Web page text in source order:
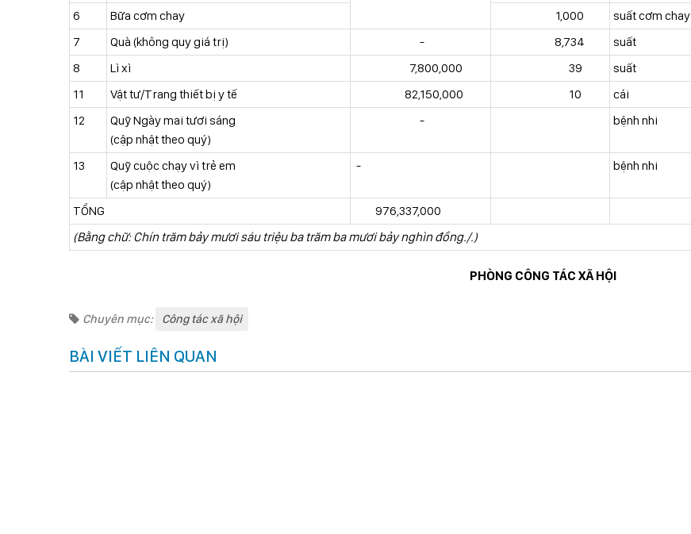
6
Bữa cơm chay 1,000
suất cơm chay
7
Quà (không quy giá trị) - 8,734
suất
8
Lì xì 7,800,000 39
suất
11
Vật tư/Trang thiết bị y tế 82,150,000 10
cái
12
Quỹ Ngày mai tươi sáng
(cập nhật theo quý)
- bệnh nhi
13
Quỹ cuộc chạy vì trẻ em
(cập nhật theo quý)
- bệnh nhi
TỔNG
976,337,000
(Bằng chữ: Chín trăm bảy mươi sáu triệu ba trăm ba mươi bảy nghìn đồng./.)
PHÒNG CÔNG TÁC XÃ HỘI
Chuyên mục: Công tác xã hội
BÀI VIẾT LIÊN QUAN